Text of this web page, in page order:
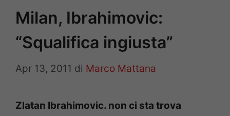
Milan, Ibrahimovic:
“Squalifica ingiusta”
Apr 13, 2011 di Marco Mattana
Zlatan Ibrahimovic. non ci sta trova